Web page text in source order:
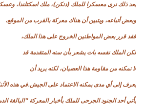
بعد ذلك نرى معسكرا للملك (دنكن)، ملك اسكتلندا،
وبعض أتباعه، ويتبين أن هناك معركة بالقرب من الموقع،
فقد قرر بعض المواطنين الخروج على هذا الملك،
لكن الملك نفسه بات يشعر بأن سنه المتقدمة قد
لا تمكنه من مقاومة هذا العصيان، لكنه يريد أن
يعرف إلى أي مدى يمكنه الاعتماد على الجيش.في هذه
يأتي أحد الجنود الجرحى للملك بأخبار المعركة "البالغة